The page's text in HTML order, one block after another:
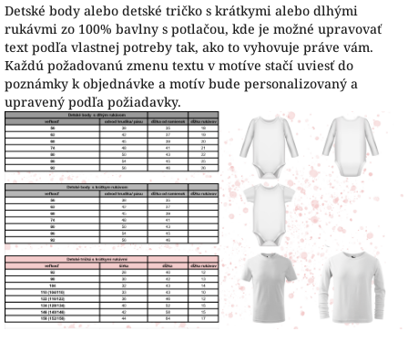
Detské body alebo detské tričko s krátkymi alebo dlhými
rukávmi zo 100% bavlny s potlačou, kde je možné upravovať
text podľa vlastnej potreby tak, ako to vyhovuje práve vám.
Každú požadovanú zmenu textu v motíve stačí uviesť do
poznámky k objednávke a motív bude personalizovaný a
upravený podľa požiadavky.